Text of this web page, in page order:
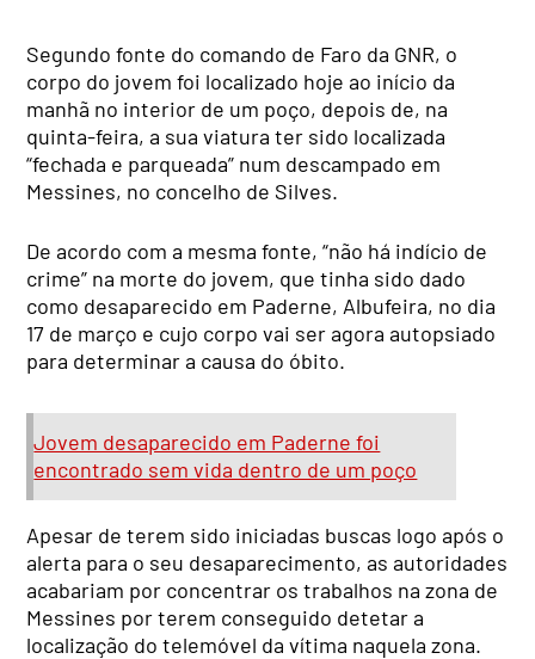
Segundo fonte do comando de Faro da GNR, o
corpo do jovem foi localizado hoje ao início da
manhã no interior de um poço, depois de, na
quinta-feira, a sua viatura ter sido localizada
“fechada e parqueada” num descampado em
Messines, no concelho de Silves.
De acordo com a mesma fonte, “não há indício de
crime” na morte do jovem, que tinha sido dado
como desaparecido em Paderne, Albufeira, no dia
17 de março e cujo corpo vai ser agora autopsiado
para determinar a causa do óbito.
Jovem desaparecido em Paderne foi
encontrado sem vida dentro de um poço
Apesar de terem sido iniciadas buscas logo após o
alerta para o seu desaparecimento, as autoridades
acabariam por concentrar os trabalhos na zona de
Messines por terem conseguido detetar a
localização do telemóvel da vítima naquela zona.